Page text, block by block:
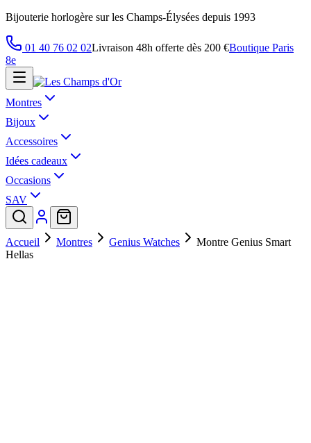
Bijouterie horlogère sur les Champs-Élysées depuis 1993
01 40 76 02 02Livraison 48h offerte dès 200 €Boutique Paris
8e
Montres
Bijoux
Accessoires
Idées cadeaux
Occasions
SAV
Accueil Montres Genius Watches
Montre Genius Smart
Hellas